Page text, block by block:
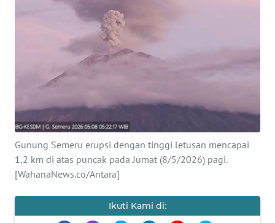
Gunung Semeru erupsi dengan tinggi letusan mencapai
1,2 km di atas puncak pada Jumat (8/5/2026) pagi.
[WahanaNews.co/Antara]
Ikuti Kami di:
INDEKS
BERITA
KONTAK
KAMI